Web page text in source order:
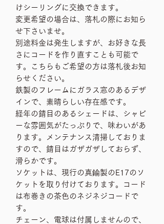
けシーリングに交換できます。
変更希望の場合は、落札の際にお知ら
せ下さいませ。
別途料金は発生しますが、お好きな長
さにコードを作り直すことも可能で
す。こちらもご希望の方は落札後お知
らせください。
鉄製のフレームにガラス窓のあるデザ
インで、素晴らしい存在感です。
経年の錆目のあるシェードは、シャビ
ーな雰囲気がたっぷりで、味わいがあ
ります。メンテナンス清掃しておりま
すので、錆目はガザガザしておらず、
滑らかです。
ソケットは、現行の真鍮製のE17のソ
ケットを取り付けております。コード
は布巻きの茶色のネジネジコードで
す。
チェーン、電球は付属しませんので、